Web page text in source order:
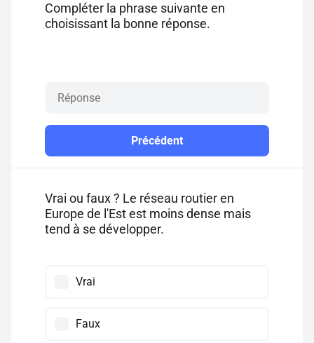
Pour profiter de 10 contenus offerts.
Compléter la phrase suivante en
choisissant la bonne réponse.
Précédent
Vrai ou faux ? Le réseau routier en
Europe de l'Est est moins dense mais
tend à se développer.
Vrai
Faux